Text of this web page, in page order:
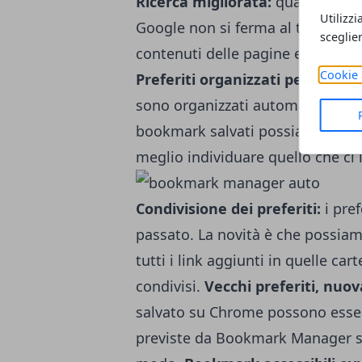
Cookie
Google non si ferma al titolo,
contenuti delle pagine e delle
Preferiti organizzati per
sono organizzati
bookmark salvati possiamo poi
meglio individuare quello che ci
Condivisione dei preferiti: i
passato. La novità è che
tutti i link aggiunti in quelle
condivisi. Vecchi preferiti,
salvato su Chrome possono
previste da Bookmark Manager